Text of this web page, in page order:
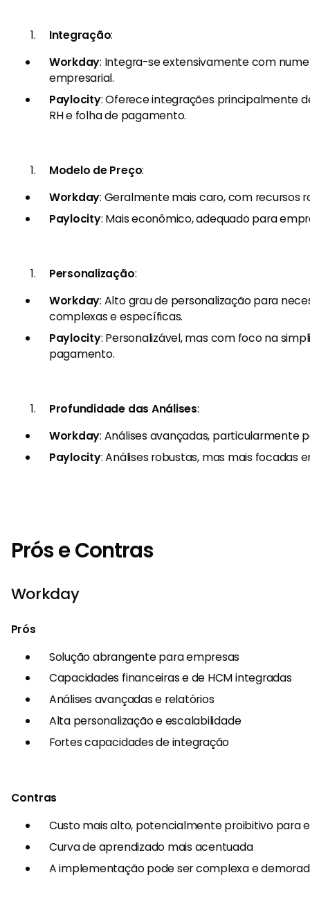
Integração:
Workday: Integra-se extensivamente com
empresarial.
Paylocity: Oferece integrações principalmente
RH e folha de pagamento.
Modelo de Preço:
Workday: Geralmente mais caro, com recursos
Paylocity: Mais econômico, adequado para
Personalização:
Workday: Alto grau de personalização para
complexas e específicas.
Paylocity: Personalizável, mas com foco na
pagamento.
Profundidade das Análises:
Workday: Análises avançadas, particularmente
Paylocity: Análises robustas, mas mais focadas
Prós e Contras
Workday
Prós
Solução abrangente para empresas
Capacidades financeiras e de HCM integradas
Análises avançadas e relatórios
Alta personalização e escalabilidade
Fortes capacidades de integração
Contras
Custo mais alto, potencialmente proibitivo para
Curva de aprendizado mais acentuada
A implementação pode ser complexa e